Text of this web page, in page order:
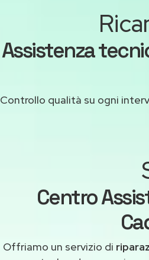
Assistenza
Controllo qualità su ogni
Centro
Offriamo un servizio di